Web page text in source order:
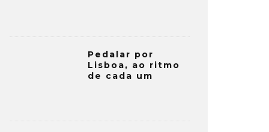
Pedalar por
Lisboa, ao ritmo
de cada um